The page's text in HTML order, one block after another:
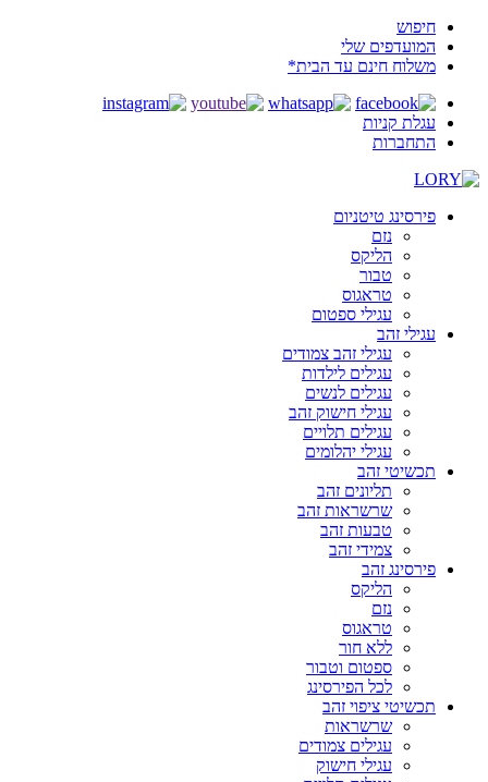
חיפוש
המועדפים שלי
משלוח חינם עד הבית*
עגלת קניות
התחברות
פירסינג טיטניום
נזם
הליקס
טבור
טראגוס
עגילי ספטום
עגילי זהב
עגילי זהב צמודים
עגילים לילדות
עגילים לנשים
עגילי חישוק זהב
עגילים תלויים
עגילי יהלומים
תכשיטי זהב
תליונים זהב
שרשראות זהב
טבעות זהב
צמידי זהב
פירסינג זהב
הליקס
נזם
טראגוס
ללא חור
ספטום וטבור
לכל הפירסינג
תכשיטי ציפוי זהב
שרשראות
עגילים צמודים
עגילי חישוק